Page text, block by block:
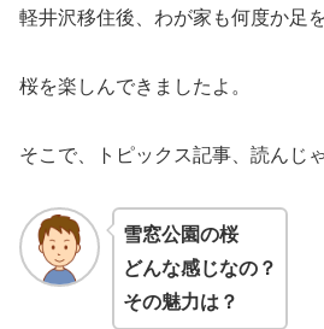
軽井沢移住後、わが家も何度か足
桜を楽しんできましたよ。
そこで、トピックス記事、読んじ
雪窓公園の桜
どんな感じなの？
その魅力は？